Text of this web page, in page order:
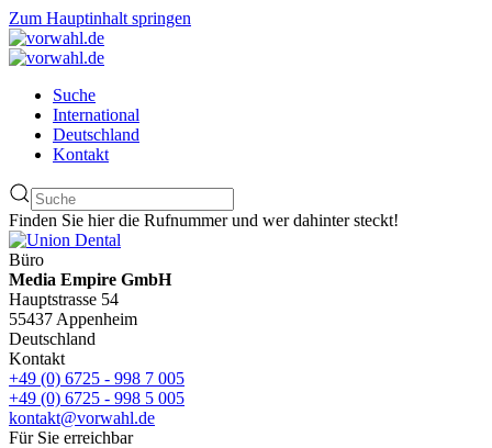
Zum Hauptinhalt springen
Suche
International
Deutschland
Kontakt
Finden Sie hier die Rufnummer und wer dahinter steckt!
Büro
Media Empire GmbH
Hauptstrasse 54
55437 Appenheim
Deutschland
Kontakt
+49 (0) 6725 - 998 7 005
+49 (0) 6725 - 998 5 005
kontakt@vorwahl.de
Für Sie erreichbar